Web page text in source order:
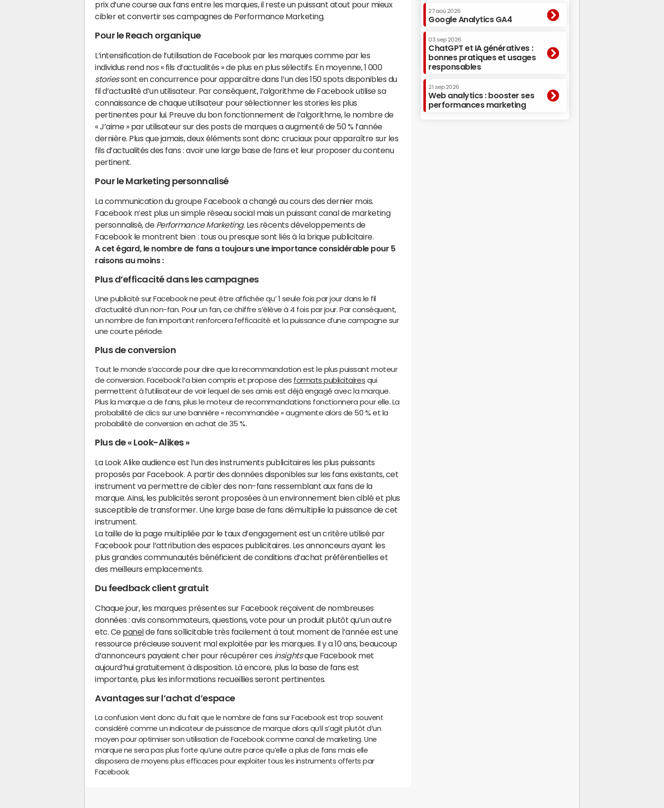
prix d’une course aux fans entre les marques, il reste un puissant atout pour mieux
cibler et convertir ses campagnes de Performance Marketing.
Pour le Reach organique
L’intensification de l’utilisation de Facebook par les marques comme par les
individus rend nos « fils d’actualités » de plus en plus sélectifs. En moyenne, 1 000
storiessont en concurrence pour apparaître dans l’un des 150 spots disponibles du
fil d’actualité d’un utilisateur. Par conséquent, l’algorithme de Facebook utilise sa
connaissance de chaque utilisateur pour sélectionner les stories les plus
pertinentes pour lui. Preuve du bon fonctionnement de l’algorithme, le nombre de
« J’aime » par utilisateur sur des posts de marques a augmenté de 50 % l’année
dernière. Plus que jamais, deux éléments sont donc cruciaux pourapparaître sur les
fils d’actualités des fans : avoir une large base de fans et leur proposer du contenu
pertinent.
Pour le Marketing personnalisé
La communication du groupe Facebook a changé au cours des dernier mois.
Facebook n’est plus un simple réseau social mais un puissant canal de marketing
personnalisé, de Performance Marketing. Les récents développements de
Facebook le montrent bien : tous ou presque sont liés à la brique publicitaire.
A cet égard, le nombre de fans a toujours une importance considérable pour 5
raisons au moins :
Plus d’efficacité dans les campagnes
Une publicité sur Facebook ne peut être affichée qu’ 1 seule fois par jour dans le fil
d’actualité d’un non-fan. Pour un fan, ce chiffre s’élève à 4 fois par jour. Par conséquent,
un nombre de fan important renforcera l’efficacité et la puissance d’une campagne sur
une courte période.
Plus de conversion
Tout le monde s’accorde pour dire que la recommandation est le plus puissant moteur
de conversion. Facebook l’a bien compris et propose des formats publicitaires qui
permettent à l’utilisateur de voir lequel de ses amis est déjà engagé avec la marque.
Plus la marque a de fans, plus le moteur de recommandations fonctionnera pour elle. La
probabilité de clics sur une bannière « recommandée » augmente alors de 50 % et la
probabilité de conversion en achat de 35 %.
Plus de « Look-Alikes »
La Look Alike audience est l’un des instruments publicitaires les plus puissants
proposés par Facebook. A partir des données disponibles sur les fans existants, cet
instrument va permettre de cibler des non-fans ressemblant aux fans de la
marque. Ainsi, les publicités seront proposées à un environnement bien ciblé et plus
susceptible de transformer. Une large base de fans démultiplie la puissance de cet
instrument.
La taille de la page multipliée par le taux d’engagement est un critère utilisé par
Facebook pour l’attribution des espaces publicitaires. Les annonceurs ayant les
plus grandes communautés bénéficient de conditions d’achat préférentielles et
des meilleurs emplacements.
Du feedback client gratuit
Chaque jour, les marques présentes sur Facebook reçoivent de nombreuses
données : avis consommateurs, questions, vote pour un produit plutôt qu’un autre
etc. Ce panel de fans sollicitable très facilement à tout moment de l’année est une
ressource précieuse souvent mal exploitée par les marques. Il y a 10 ans, beaucoup
d’annonceurs payaient cher pour récupérer ces insightsque Facebook met
aujourd’hui gratuitement à disposition. Là encore, plus la base de fans est
importante, plus les informations recueillies seront pertinentes.
Avantages sur l’achat d’espace
La confusion vient donc du fait que le nombre de fans sur Facebook est trop souvent
considéré comme un indicateur de puissance de marque alors qu’il s’agit plutôt d’un
moyen pour optimiser son utilisation de Facebook comme canal de marketing. Une
marque ne sera pas plus forte qu’une autre parce qu’elle a plus de fans mais elle
disposera de moyens plus efficaces pour exploiter tous les instruments offerts par
Facebook.
27 aoû 2026
Google Analytics GA4
03 sep 2026
ChatGPT et IA génératives :
bonnes pratiques et usages
responsables
21 sep 2026
Web analytics : booster ses
performances marketing